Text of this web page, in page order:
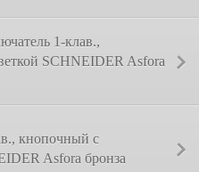
1-клав.,
SCHNEIDER Asfora
кнопочный с
Asfora бронза